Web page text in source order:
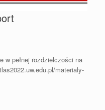
w pełnej rozdzielczości na
materialy-